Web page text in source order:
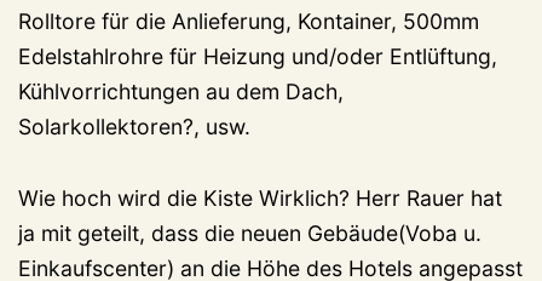
Rolltore für die Anlieferung, Kontainer, 500mm
Edelstahlrohre für Heizung und/oder Entlüftung,
Kühlvorrichtungen au dem Dach,
Solarkollektoren?, usw.
Wie hoch wird die Kiste Wirklich? Herr Rauer hat
ja mit geteilt, dass die neuen Gebäude(Voba u.
Einkaufscenter) an die Höhe des Hotels angepasst